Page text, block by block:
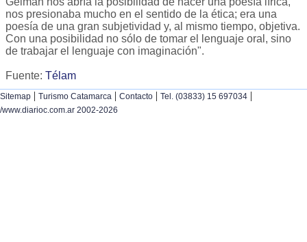
nos presionaba mucho en el sentido de la ética; era una
poesía de una gran subjetividad y, al mismo tiempo, objetiva.
Con una posibilidad no sólo de tomar el lenguaje oral, sino
de trabajar el lenguaje con imaginación".
Fuente: Télam
Sitemap | Turismo Catamarca | Contacto | Tel. (03833) 15 697034 |
/www.diarioc.com.ar 2002-2026